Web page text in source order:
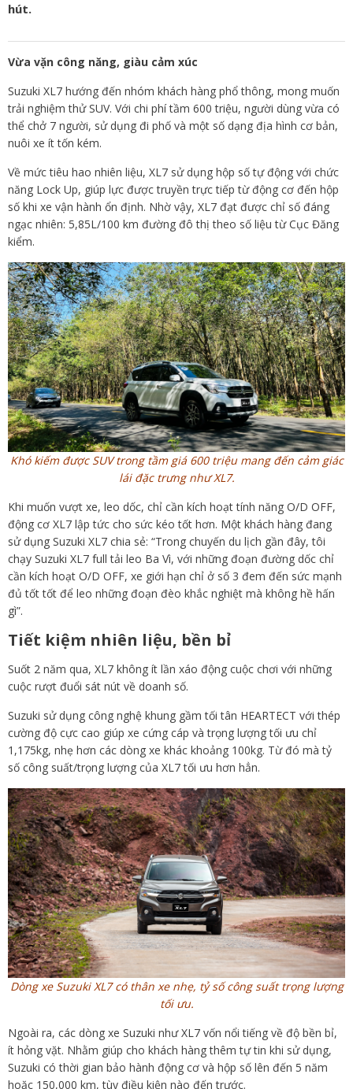
hút.
Vừa vặn công năng, giàu cảm xúc
Suzuki XL7 hướng đến nhóm khách hàng phổ thông, mong muốn
trải nghiệm thử SUV. Với chi phí tầm 600 triệu, người dùng vừa có
thể chở 7 người, sử dụng đi phố và một số dạng địa hình cơ bản,
nuôi xe ít tốn kém.
Về mức tiêu hao nhiên liệu, XL7 sử dụng hộp số tự động với chức
năng Lock Up, giúp lực được truyền trực tiếp từ động cơ đến hộp
số khi xe vận hành ổn định. Nhờ vậy, XL7 đạt được chỉ số đáng
ngạc nhiên: 5,85L/100 km đường đô thị theo số liệu từ Cục Đăng
kiểm.
Khó kiếm được SUV trong tầm giá 600 triệu mang đến cảm giác
lái đặc trưng như XL7.
Khi muốn vượt xe, leo dốc, chỉ cần kích hoạt tính năng O/D OFF,
động cơ XL7 lập tức cho sức kéo tốt hơn. Một khách hàng đang
sử dụng Suzuki XL7 chia sẻ: “Trong chuyến du lịch gần đây, tôi
chạy Suzuki XL7 full tải leo Ba Vì, với những đoạn đường dốc chỉ
cần kích hoạt O/D OFF, xe giới hạn chỉ ở số 3 đem đến sức mạnh
đủ tốt tốt để leo những đoạn đèo khắc nghiệt mà không hề hấn
gì”.
Tiết kiệm nhiên liệu, bền bỉ
Suốt 2 năm qua, XL7 không ít lần xáo động cuộc chơi với những
cuộc rượt đuổi sát nút về doanh số.
Suzuki sử dụng công nghệ khung gầm tối tân HEARTECT với thép
cường độ cực cao giúp xe cứng cáp và trọng lượng tối ưu chỉ
1,175kg, nhẹ hơn các dòng xe khác khoảng 100kg. Từ đó mà tỷ
số công suất/trọng lượng của XL7 tối ưu hơn hẳn.
Dòng xe Suzuki XL7 có thân xe nhẹ, tỷ số công suất trọng lượng
tối ưu.
Ngoài ra, các dòng xe Suzuki như XL7 vốn nổi tiếng về độ bền bỉ,
ít hỏng vặt. Nhằm giúp cho khách hàng thêm tự tin khi sử dụng,
Suzuki có thời gian bảo hành động cơ và hộp số lên đến 5 năm
hoặc 150,000 km, tùy điều kiện nào đến trước.